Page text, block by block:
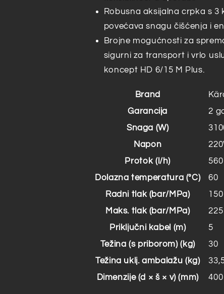
Robusna aksijalna crpka s 3
povećava snagu čišćenja i
Brojne mogućnosti za
sigurni za transport i vrlo
koncept HD 6/15 M Plus.
Brand
Garancija
2
Snaga (W)
Napon
Protok (l/h)
560
Dolazna temperatura (°C)
60
Radni tlak (bar/MPa)
Maks. tlak (bar/MPa)
Priključni kabel (m)
5
Težina (s priborom) (kg)
30
Težina uklj. ambalažu (kg)
Dimenzije (d × š × v) (mm)